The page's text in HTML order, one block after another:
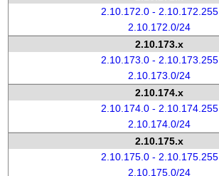
2.10.172.0 - 2.10.172.255
2.10.172.0/24
2.10.173.x
2.10.173.0 - 2.10.173.255
2.10.173.0/24
2.10.174.x
2.10.174.0 - 2.10.174.255
2.10.174.0/24
2.10.175.x
2.10.175.0 - 2.10.175.255
2.10.175.0/24